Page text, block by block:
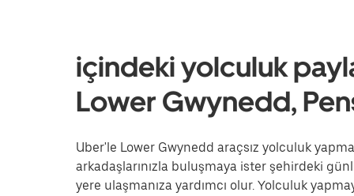
içindeki yolculuk
Lower Gwynedd,
Uber'le Lower Gwynedd araçsız yolculuk
arkadaşlarınızla buluşmaya ister şehirdeki
yere ulaşmanıza yardımcı olur. Yolculuk